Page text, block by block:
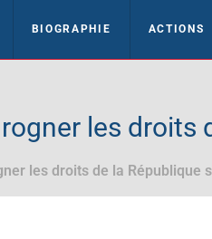
BIOGRAPHIE ACTIONS
rogner les
les droits de la République